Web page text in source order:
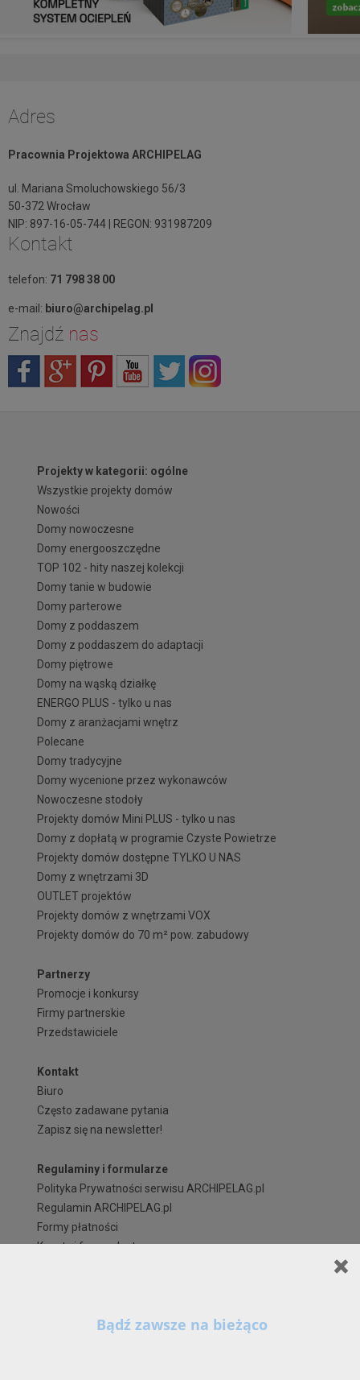
Szanowni Państwo,
Adres
Pracownia Projektowa ARCHIPELAG
ul. Mariana Smoluchowskiego 56/3
50-372 Wrocław
NIP: 897-16-05-744 | REGON: 931987209
Kontakt
telefon: 71 798 38 00
e-mail: biuro@archipelag.pl
Znajdź nas
Projekty w kategorii: ogólne
Wszystkie projekty domów
Nowości
Domy nowoczesne
Domy energooszczędne
TOP 102 - hity naszej kolekcji
Domy tanie w budowie
Domy parterowe
Domy z poddaszem
Domy z poddaszem do adaptacji
Domy piętrowe
Domy na wąską działkę
ENERGO PLUS - tylko u nas
Domy z aranżacjami wnętrz
Polecane
Domy tradycyjne
Domy wycenione przez wykonawców
Nowoczesne stodoły
Projekty domów Mini PLUS - tylko u nas
Domy z dopłatą w programie Czyste Powietrze
Projekty domów dostępne TYLKO U NAS
Domy z wnętrzami 3D
OUTLET projektów
Projekty domów z wnętrzami VOX
Projekty domów do 70 m² pow. zabudowy
Partnerzy
Promocje i konkursy
Firmy partnerskie
Przedstawiciele
Kontakt
Biuro
Często zadawane pytania
Zapisz się na newsletter!
Regulaminy i formularze
Polityka Prywatności serwisu ARCHIPELAG.pl
Regulamin ARCHIPELAG.pl
Formy płatności
Koszty i forma dostawy